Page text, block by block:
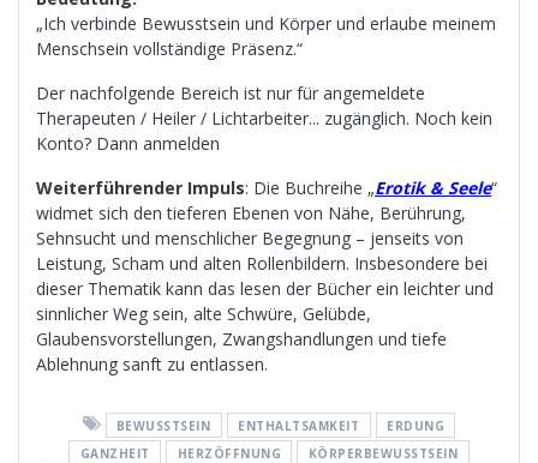
„Ich verbinde Bewusstsein und Körper und erlaube meinem
Menschsein vollständige Präsenz.“
Der nachfolgende Bereich ist nur für angemeldete
Therapeuten / Heiler / Lichtarbeiter... zugänglich. Noch kein
Konto? Dann anmelden
Weiterführender Impuls: Die Buchreihe „Erotik & Seele“
widmet sich den tieferen Ebenen von Nähe, Berührung,
Sehnsucht und menschlicher Begegnung – jenseits von
Leistung, Scham und alten Rollenbildern. Insbesondere bei
dieser Thematik kann das lesen der Bücher ein leichter und
sinnlicher Weg sein, alte Schwüre, Gelübde,
Glaubensvorstellungen, Zwangshandlungen und tiefe
Ablehnung sanft zu entlassen.
BEWUSSTSEIN ENTHALTSAMKEIT
ERDUNG
GANZHEIT
HERZÖFFNUNG
KÖRPERBEWUSSTSEIN